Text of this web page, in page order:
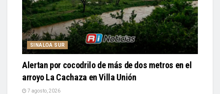
SINALOA SUR
Alertan por cocodrilo de más de dos metros en el
arroyo La Cachaza en Villa Unión
7 agosto, 2026